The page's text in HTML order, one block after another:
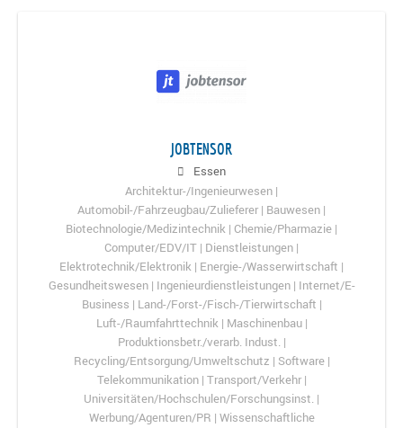
JOBTENSOR
Essen
Architektur-/Ingenieurwesen |
Automobil-/Fahrzeugbau/Zulieferer | Bauwesen |
Biotechnologie/Medizintechnik | Chemie/Pharmazie |
Computer/EDV/IT | Dienstleistungen |
Elektrotechnik/Elektronik | Energie-/Wasserwirtschaft |
Gesundheitswesen | Ingenieurdienstleistungen | Internet/E-
Business | Land-/Forst-/Fisch-/Tierwirtschaft |
Luft-/Raumfahrttechnik | Maschinenbau |
Produktionsbetr./verarb. Indust. |
Recycling/Entsorgung/Umweltschutz | Software |
Telekommunikation | Transport/Verkehr |
Universitäten/Hochschulen/Forschungsinst. |
Werbung/Agenturen/PR | Wissenschaftliche